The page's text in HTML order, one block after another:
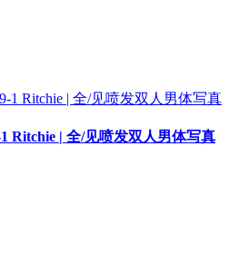
Ritchie | 全/见喷发双人男体写真